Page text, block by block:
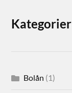
Kategorier
Bolån (1)